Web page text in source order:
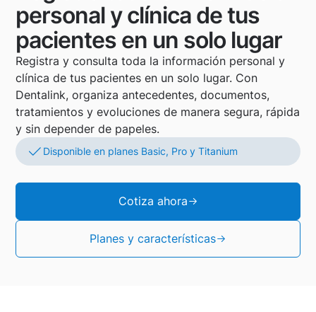
personal y clínica de tus
pacientes en un solo lugar
Registra y consulta toda la información personal y
clínica de tus pacientes en un solo lugar. Con
Dentalink, organiza antecedentes, documentos,
tratamientos y evoluciones de manera segura, rápida
y sin depender de papeles.
Disponible en planes Basic, Pro y Titanium
Cotiza ahora
Planes y características